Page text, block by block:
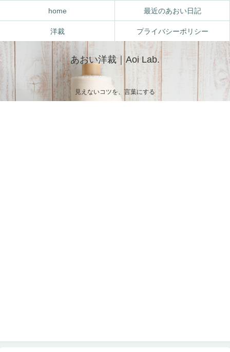
あおい洋裁｜Aoi Lab.
見えないコツを、言葉にする
home 最近のあおい日記
洋裁 プライバシーポリシー